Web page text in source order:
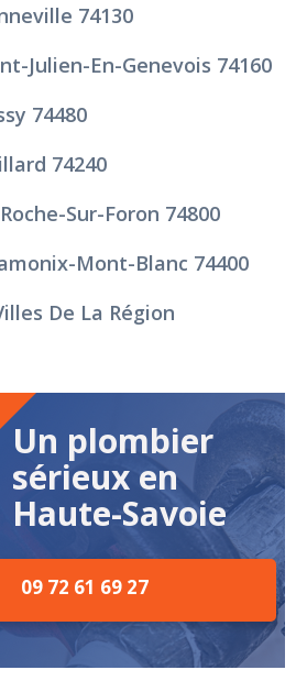
74130
Julien-En-Genevois 74160
74480
74240
Sur-Foron 74800
Mont-Blanc 74400
De La Région
Un plombier
sérieux en
Haute-Savoie
09 72 61 69 27